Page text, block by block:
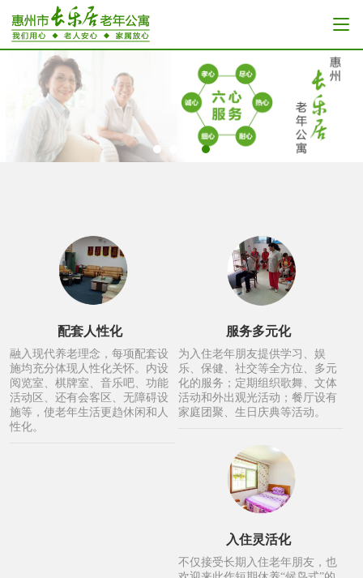
配套人性化
融入现代养老理念，每项配套设
施均充分体现人性化关怀。内设
阅览室、棋牌室、音乐吧、功能
活动区、还有会客区、无障碍设
施等，使老年生活更趋休闲和人
性化。
服务多元化
为入住老年朋友提供学习、娱
乐、保健、社交等全方位、多元
化的服务；定期组织歌舞、文体
活动和外出观光活动；餐厅设有
家庭团聚、生日庆典等活动。
入住灵活化
不仅接受长期入住老年朋友，也